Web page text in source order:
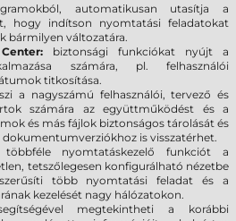
automatikusan utasítja a
hogy indítson nyomtatási feladatokat
bármilyen változatára.
biztonsági funkciókat nyújt a
számára, pl. felhasználói
titkosítása.
a nagyszámú felhasználói, tervező és
számára az együttműködést és a
és más fájlok biztonságos tárolását és
dokumentumverziókhoz is visszatérhet.
nyomtatáskezelő funkciót a
tetszőlegesen konfigurálható nézetbe
több nyomtatási feladat és a
kezelését nagy hálózatokon.
megtekintheti a korábbi